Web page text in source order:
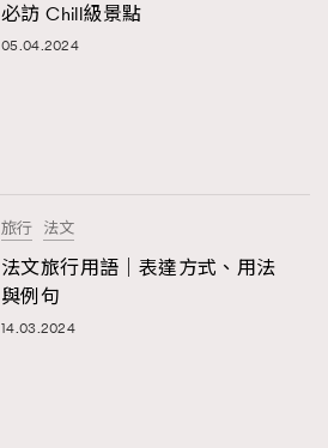
必訪 Chill級景點
05.04.2024
旅行 法文
法文旅行用語｜表達方式、用法
與例句
14.03.2024